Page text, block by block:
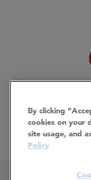
By clicking
cookies on your
site usage, and
Policy